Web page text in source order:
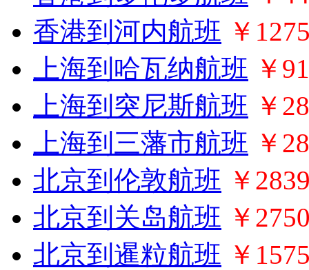
香港到河内航班 ￥
上海到哈瓦纳航班 ￥
上海到突尼斯航班 ￥
上海到三藩市航班 ￥
北京到伦敦航班 ￥
北京到关岛航班 ￥
北京到暹粒航班 ￥